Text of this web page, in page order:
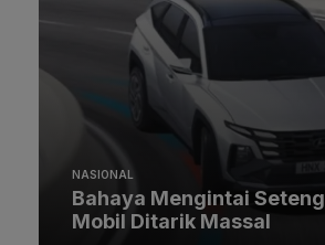
NASIONAL
Bahaya Mengintai
Mobil Ditarik Massal